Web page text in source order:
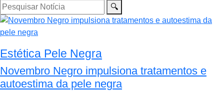
🔍
Estética Pele Negra
Novembro Negro impulsiona tratamentos e
autoestima da pele negra